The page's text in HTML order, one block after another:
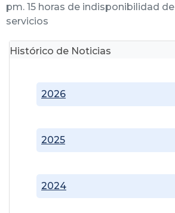
pm. 15 horas de indisponibilidad de
servicios
Histórico de Noticias
2024
2025
2026